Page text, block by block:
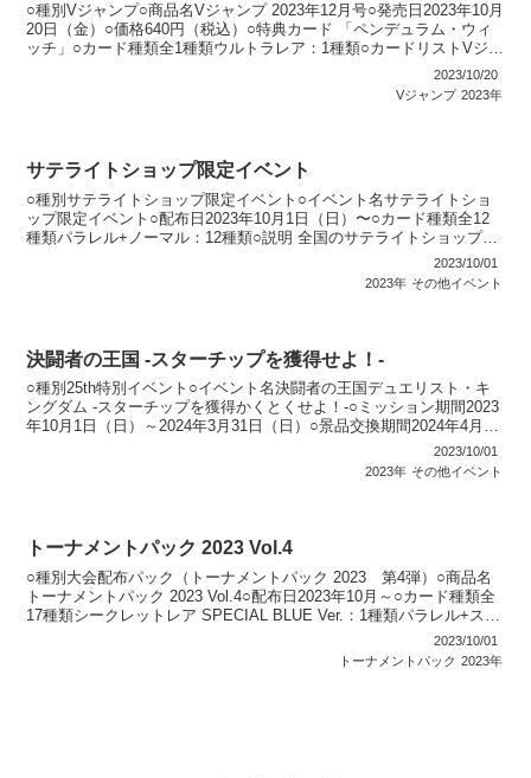
○種別Vジャンプ○商品名Vジャンプ 2023年12月号○発売日2023年10月
20日（金）○価格640円（税込）○特典カード 「ペンデュラム・ウィ
ッチ」○カード種類全1種類ウルトラレア：1種類○カードリストVジャ
2023/10/20
Vジャンプ 2023年
サテライトショップ限定イベント
○種別サテライトショップ限定イベント○イベント名サテライトショ
ップ限定イベント○配布日2023年10月1日（日）〜○カード種類全12
種類パラレル+ノーマル：12種類○説明 全国のサテライトショップで
2023/10/01
2023年 その他イベント
決闘者の王国 -スターチップを獲得せよ！-
○種別25th特別イベント○イベント名決闘者の王国デュエリスト・キ
ングダム -スターチップを獲得かくとくせよ！-○ミッション期間2023
年10月1日（日）～2024年3月31日（日）○景品交換期間2024年4月1
2023/10/01
2023年 その他イベント
トーナメントパック 2023 Vol.4
○種別大会配布パック（トーナメントパック 2023 第4弾）○商品名
トーナメントパック 2023 Vol.4○配布日2023年10月～○カード種類全
17種類シークレットレア SPECIAL BLUE Ver.：1種類パラレル+スー
2023/10/01
トーナメントパック 2023年